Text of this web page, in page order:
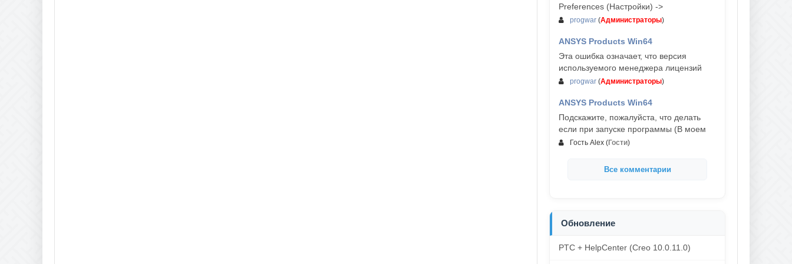
Preferences (Настройки) ->
progwar (Администраторы)
ANSYS Products Win64
Эта ошибка означает, что версия
используемого менеджера лицензий
progwar (Администраторы)
ANSYS Products Win64
Подскажите, пожалуйста, что делать
если при запуске программы (В моем
Гость Alex (Гости)
Все комментарии
Обновление
PTC + HelpCenter (Creo 10.0.11.0)